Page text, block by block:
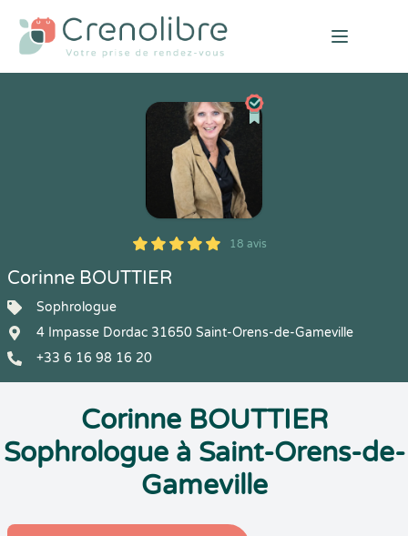
Open
5
1
5
18 18 avis
Corinne BOUTTIER
Sophrologue
4 Impasse Dordac 31650 Saint-Orens-de-Gameville
+33 6 16 98 16 20
Corinne BOUTTIER
Sophrologue à Saint-Orens-de-
Gameville